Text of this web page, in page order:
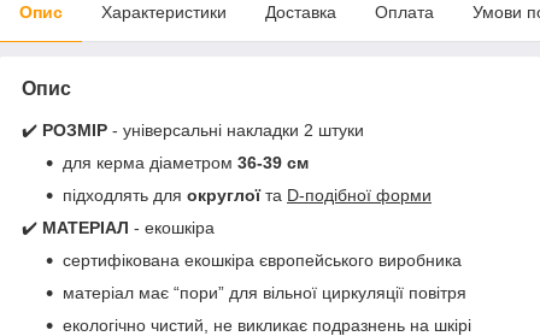
Опис Характеристики Доставка Оплата Умови
Опис
✔️ РОЗМІР - універсальні накладки 2 штуки
для керма діаметром 36-39 см
підходлять для округлоїта D-подібної форми
✔️ МАТЕРІАЛ - екошкіра
сертифікована екошкіра європейського виробника
матеріал має “пори” для вільної циркуляції повітря
екологічно чистий, не викликає подразнень на шкірі